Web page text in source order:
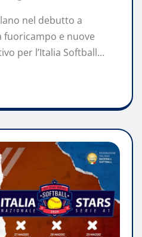
nel debutto a
fuoricampo e nuove
per l’Italia Softball…